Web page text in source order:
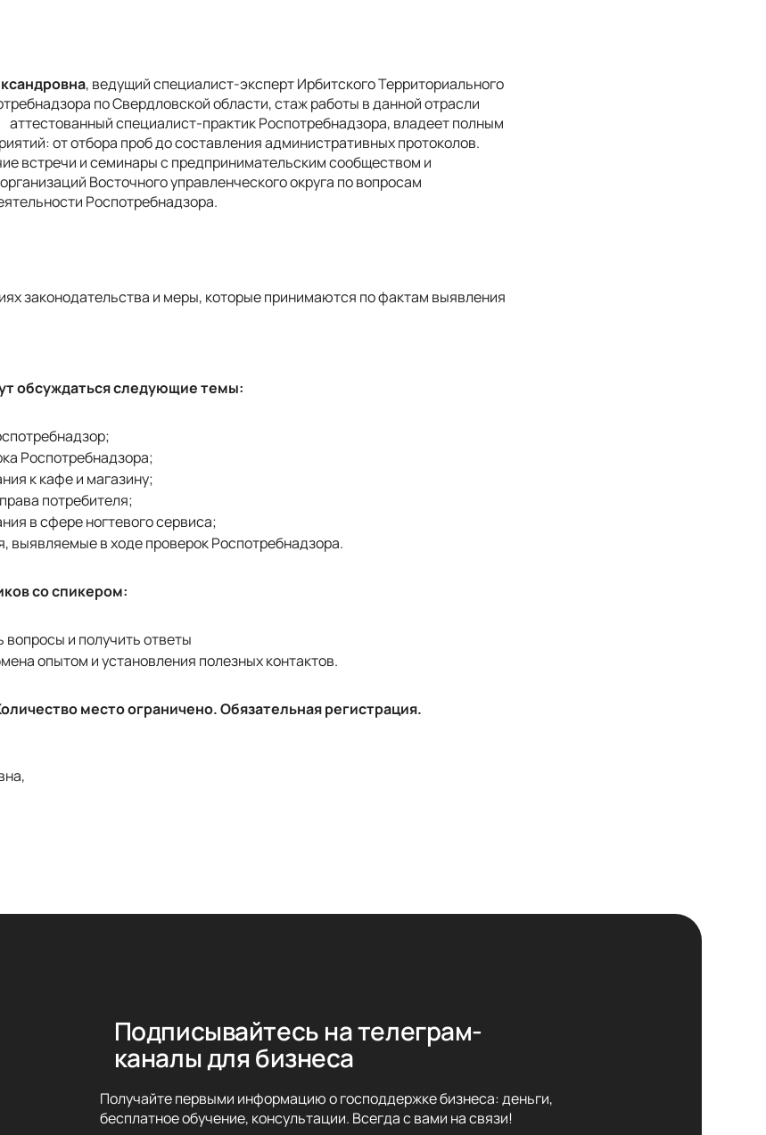
, ведущий специалист-эксперт Ирбитского Территориального
по Свердловской области, стаж работы в данной отрасли
аттестованный специалист-практик Роспотребнадзора, владеет полным
от отбора проб до составления административных протоколов.
встречи и семинары с предпринимательским сообществом и
Восточного управленческого округа по вопросам
Роспотребнадзора.
законодательства и меры, которые принимаются по фактам выявления
обсуждаться следующие темы:
Роспотребнадзора;
к кафе и магазину;
потребителя;
в сфере ногтевого сервиса;
выявляемые в ходе проверок Роспотребнадзора.
со спикером:
и получить ответы
опытом и установления полезных контактов.
место ограничено. Обязательная регистрация.
Подписывайтесь на телеграм-
каналы для бизнеса
Получайте первыми информацию о господдержке бизнеса: деньги,
бесплатное обучение, консультации. Всегда с вами на связи!